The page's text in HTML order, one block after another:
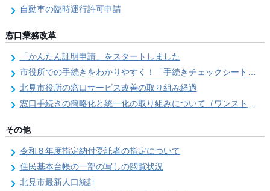
自動車の臨時運行許可申請
窓口業務改革
「かんたん証明申請」をスタートしました
市役所での手続きをわかりやすく！「手続きチェックシート」を導入しました
北見市役所の窓口サービス改善の取り組み経過
窓口手続きの簡略化と統一化の取り組みについて（ワンストップサービス推進事業）
その他
令和８年度指定納付受託者の指定について
住民基本台帳の一部の写しの閲覧状況
北見市最新人口統計